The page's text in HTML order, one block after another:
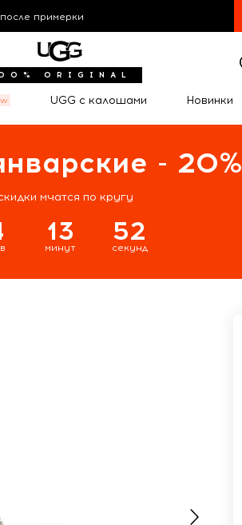
примерки
ORIGINAL
UGG с калошами Новинки
- 20%
мчатся по кругу
13
минут
51
секунд